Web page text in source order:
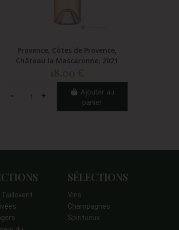
Provence, Côtes de Provence,
Château la Mascaronne, 2021
18,00 €
Ajouter au
panier
Taillevent
SÉLECTIONS
Vins
Champagnes
Spiritueux